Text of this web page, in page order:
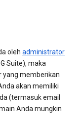
oleh administrator
Suite), maka
yang memberikan
akan memiliki
(termasuk email
Anda mungkin